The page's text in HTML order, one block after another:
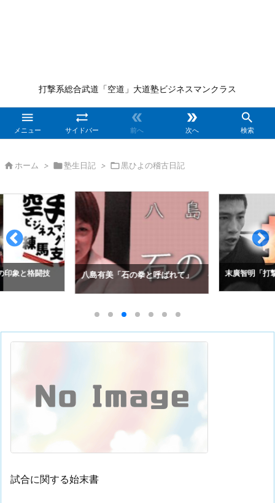
打撃系総合武道「空道」大道塾ビジネスマンクラス

メニュー

サイドバー

前へ

次へ

検索
 ホーム > 塾生日記 > 黒ひよの稽古日記
象と格闘技 八島有美「石の拳と呼ばれて」 末廣智明「打
試合に関する始末書